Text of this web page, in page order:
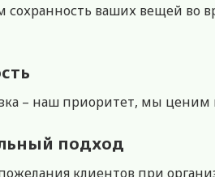
ваших вещей во
– наш приоритет, мы ценим
подход
клиентов при